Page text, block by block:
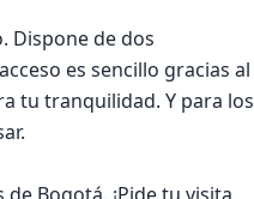
Dispone de dos
es sencillo gracias al
tu tranquilidad. Y para los